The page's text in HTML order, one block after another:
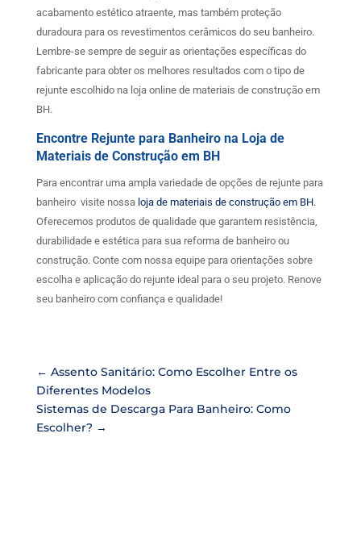
acabamento estético atraente, mas também proteção
duradoura para os revestimentos cerâmicos do seu banheiro.
Lembre-se sempre de seguir as orientações específicas do
fabricante para obter os melhores resultados com o tipo de
rejunte escolhido na loja online de materiais de construção em
BH.
Encontre Rejunte para Banheiro na Loja de
Materiais de Construção em BH
Para encontrar uma ampla variedade de opções de rejunte para
banheiro visite nossa loja de materiais de construção em BH.
Oferecemos produtos de qualidade que garantem resistência,
durabilidade e estética para sua reforma de banheiro ou
construção. Conte com nossa equipe para orientações sobre
escolha e aplicação do rejunte ideal para o seu projeto. Renove
seu banheiro com confiança e qualidade!
← Assento Sanitário: Como Escolher Entre os
Diferentes Modelos
Sistemas de Descarga Para Banheiro: Como
Escolher? →